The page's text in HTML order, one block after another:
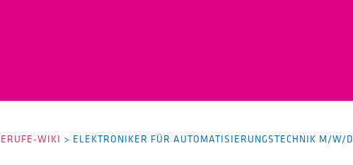
WIKI > ELEKTRONIKER FÜR AUTOMATISIERUNGSTECHNIK M/W/D